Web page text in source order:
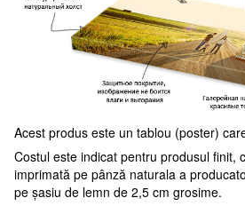
Acest produs este un tablou (poster)
Costul este indicat pentru produsul finit,
imprimată pe pânză naturala a
pe șasiu de lemn de 2,5 cm grosime.